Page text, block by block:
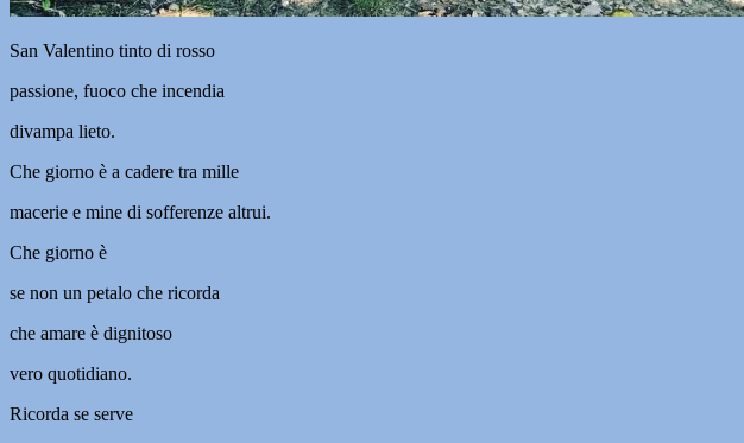
San Valentino tinto di rosso
passione, fuoco che incendia
divampa lieto.
Che giorno è a cadere tra mille
macerie e mine di sofferenze altrui.
Che giorno è
se non un petalo che ricorda
che amare è dignitoso
vero quotidiano.
Ricorda se serve